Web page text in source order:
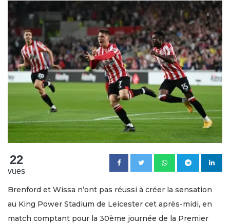
22
vues
Brenford et Wissa n’ont pas réussi à créer la sensation
au King Power Stadium de Leicester cet après-midi, en
match comptant pour la 30ème journée de la Premier